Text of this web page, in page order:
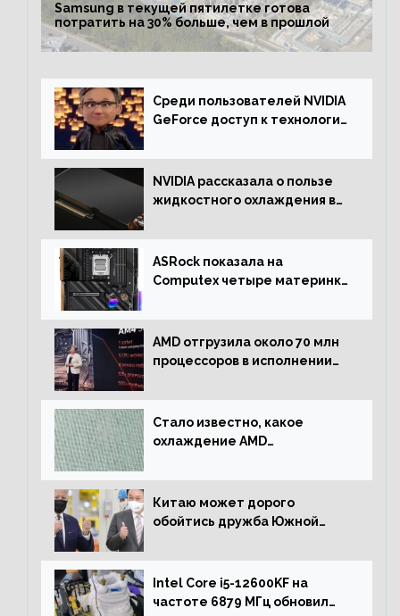
Samsung в текущей пятилетке готова
потратить на 30% больше, чем в прошлой
Среди пользователей NVIDIA
GeForce доступ к технологии
NVIDIA рассказала о пользе
жидкостного охлаждения в
ASRock показала на
Computex четыре материнки
включая модели Taichi
AMD отгрузила около 70 млн
процессоров в исполнении
Стало известно, какое
охлаждение AMD
процессора Ryzen 7000 до 5.5
ГГц
Китаю может дорого
обойтись дружба Южной
Intel Core i5-12600KF на
частоте 6879 МГц обновил